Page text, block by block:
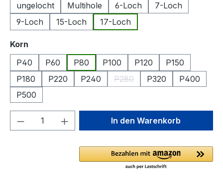
ungelocht
Multihole 6-Loch
7-Loch
9-Loch
15-Loch 17-Loch
Korn
P40
P60 P80 P100 P120
P150
P180
P220 P240 P280
(Diese Option ist zurzeit nicht
P320
P400
P500
Produkt Anzahl: Gib denIn den Warenkorb